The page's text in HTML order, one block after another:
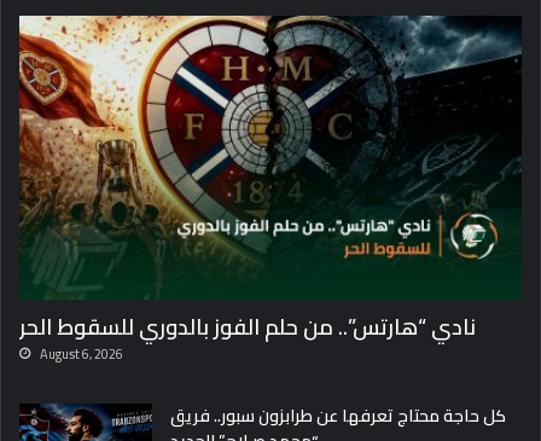
و
ح
نادي “هارتس”.. من حلم الفوز بالدوري للسقوط الحر
August 6, 2026
كل حاجة محتاج تعرفها عن طرابزون سبور.. فريق